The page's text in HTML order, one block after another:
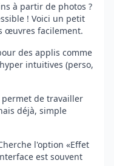
à partir de photos ?
! Voici un petit
œuvres facilement.
des applis comme
intuitives (perso,
permet de travailler
déjà, simple
l'option
Effet
est souvent